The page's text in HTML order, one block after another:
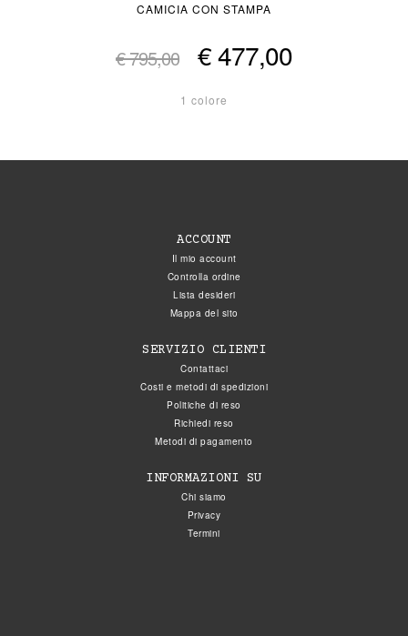
CAMICIA CON STAMPA
€ 795,00 € 477,00
1 colore
ACCOUNT
Il mio account
Controlla ordine
Lista desideri
Mappa del sito
SERVIZIO CLIENTI
Contattaci
Costi e metodi di spedizioni
Politiche di reso
Richiedi reso
Metodi di pagamento
INFORMAZIONI SU
Chi siamo
Privacy
Termini